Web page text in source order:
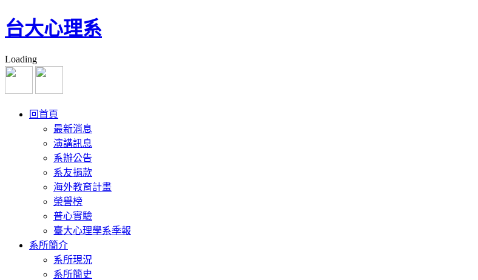
台大心理系
Loading
回首頁
最新消息
演講訊息
系辦公告
系友捐款
海外教育計畫
榮譽榜
普心實驗
臺大心理學系季報
系所簡介
系所現況
系所簡史